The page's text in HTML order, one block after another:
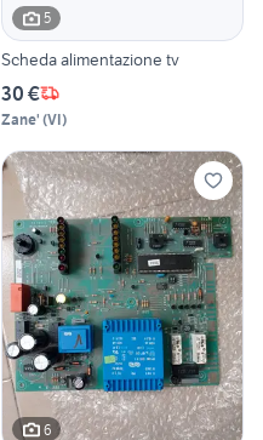
5
Scheda alimentazione tv
30 €
Zane' (VI)
6